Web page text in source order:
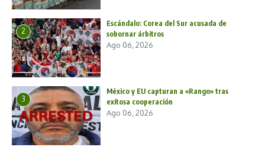
2
Escándalo: Corea del Sur acusada de
sobornar árbitros
Ago 06, 2026
3
México y EU capturan a «Rango» tras
exitosa cooperación
Ago 06, 2026